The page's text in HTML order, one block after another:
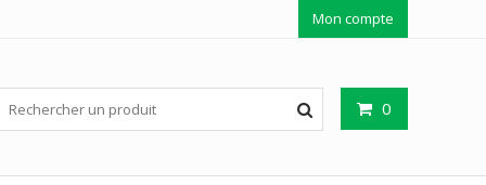
Mon compte
0